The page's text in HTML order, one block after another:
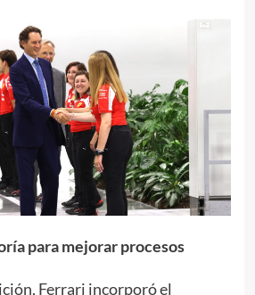
para mejorar procesos
Ferrari incorporó el